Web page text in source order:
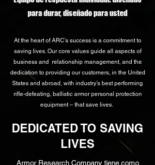
para durar, diseñado para usted
At the heart of ARC’s success is a commitment to
saving lives. Our core values guide all aspects of
business and relationship management, and the
dedication to providing our customers, in the United
States and abroad, with industry’s best performing
rifle-defeating, ballistic armor personal protection
equipment – that save lives.
DEDICATED TO SAVING
LIVES
Armor Research Company tiene como